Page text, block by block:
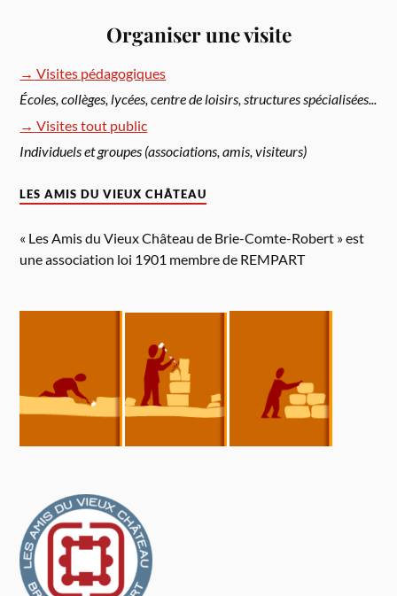
Organiser une visite
→ Visites pédagogiques
Écoles, collèges, lycées, centre de loisirs, structures spécialisées...
→ Visites tout public
Individuels et groupes (associations, amis, visiteurs)
LES AMIS DU VIEUX CHÂTEAU
« Les Amis du Vieux Château de Brie-Comte-Robert » est
une association loi 1901 membre de REMPART